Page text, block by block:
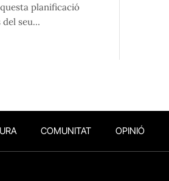
planificació
del seu…
COMUNITAT OPINIÓ